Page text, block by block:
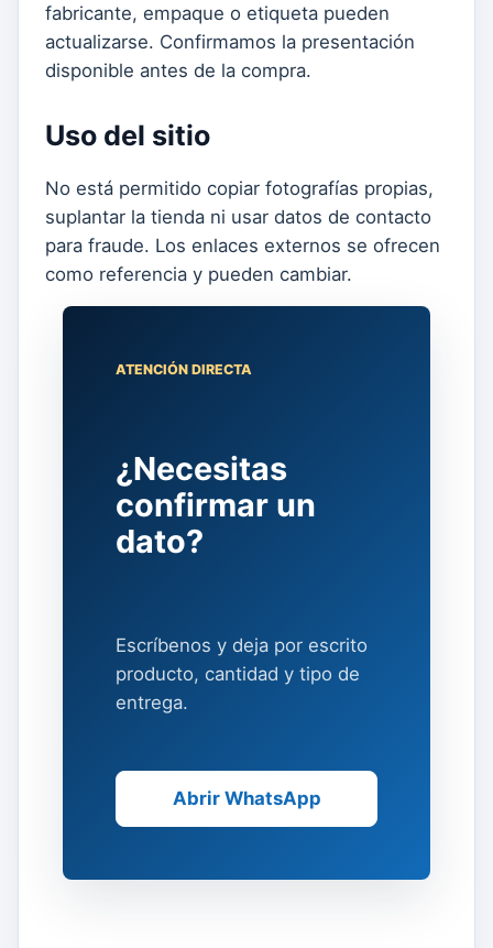
fabricante, empaque o etiqueta pueden
actualizarse. Confirmamos la presentación
disponible antes de la compra.
Uso del sitio
No está permitido copiar fotografías propias,
suplantar la tienda ni usar datos de contacto
para fraude. Los enlaces externos se ofrecen
como referencia y pueden cambiar.
ATENCIÓN DIRECTA
¿Necesitas
confirmar un
dato?
Escríbenos y deja por escrito
producto, cantidad y tipo de
entrega.
Abrir WhatsApp